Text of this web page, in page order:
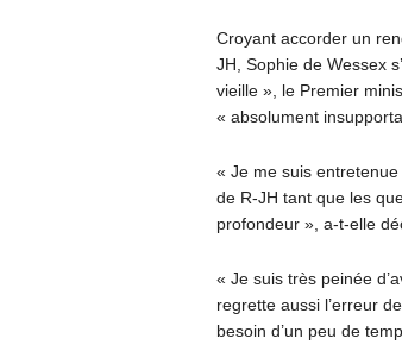
Croyant accorder un
JH, Sophie de Wessex
vieille », le Premier
« absolument
« Je me suis
de R-JH tant que les
profondeur », a-t-elle
« Je suis très peinée
regrette aussi l’erreur
besoin d’un peu de